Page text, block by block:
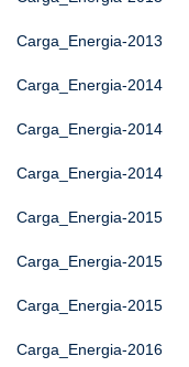
Carga_Energia-2013
Carga_Energia-2014
Carga_Energia-2014
Carga_Energia-2014
Carga_Energia-2015
Carga_Energia-2015
Carga_Energia-2015
Carga_Energia-2016